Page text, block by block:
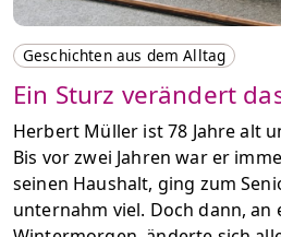
Geschichten aus dem Alltag
Ein Sturz verändert
Herbert Müller ist 78 Jahre alt
Bis vor zwei Jahren war er
seinen Haushalt, ging zum
unternahm viel. Doch dann, an